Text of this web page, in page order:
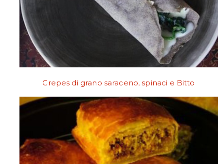
Crepes di grano saraceno, spinaci e Bitto